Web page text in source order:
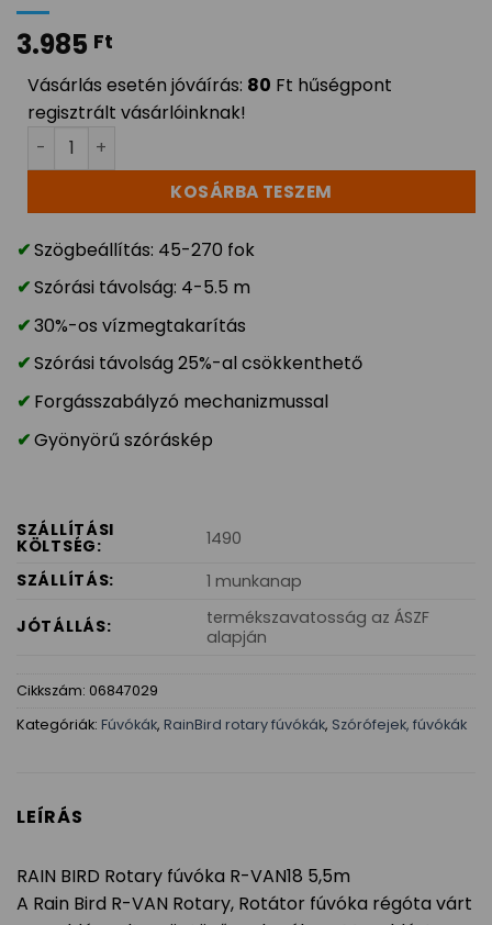
3.985 Ft
Vásárlás esetén jóváírás: 80 Ft hűségpont
regisztrált vásárlóinknak!
RAIN BIRD Rotary fúvóka R-VAN-18 5,5m 45°-270°
KOSÁRBA TESZEM
Szögbeállítás: 45-270 fok
Szórási távolság: 4-5.5 m
30%-os vízmegtakarítás
Szórási távolság 25%-al csökkenthető
Forgásszabályzó mechanizmussal
Gyönyörű szóráskép
SZÁLLÍTÁSI
KÖLTSÉG:
1490
SZÁLLÍTÁS:
1 munkanap
JÓTÁLLÁS:
termékszavatosság az ÁSZF
alapján
Cikkszám: 06847029
Kategóriák: Fúvókák, RainBird rotary fúvókák, Szórófejek, fúvókák
LEÍRÁS
RAIN BIRD Rotary fúvóka R-VAN18 5,5m
A Rain Bird R-VAN Rotary, Rotátor fúvóka régóta várt